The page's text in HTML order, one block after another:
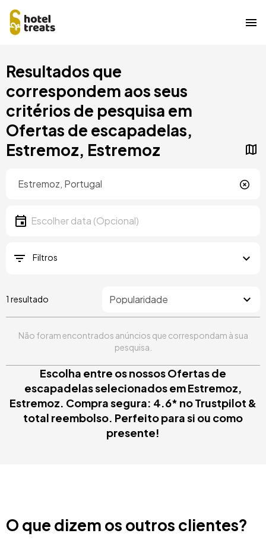
para
conteúdo
principal
Resultados que
correspondem aos seus
critérios de pesquisa em
Ofertas de escapadelas,
Estremoz, Estremoz
Data
Escolher data
Filtros
1 resultado
Não foram encontrados anúncios que correspondam à sua
pesquisa.
Escolha entre os nossos Ofertas de
escapadelas selecionados em Estremoz,
Estremoz. Compra segura: 4.6* no Trustpilot &
total reembolso. Perfeito para si ou como
presente!
O que dizem os outros clientes?